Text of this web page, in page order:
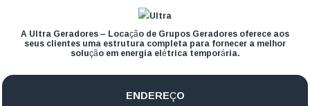
A Ultra Geradores – Locação de Grupos Geradores oferece aos
seus clientes uma estrutura completa para fornecer a melhor
solução em energia elétrica temporária.
ENDEREÇO